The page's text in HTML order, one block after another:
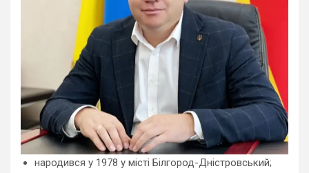
народився у 1978 у місті Білгород-Дністровський;